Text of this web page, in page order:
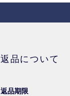
返品について
返品期限